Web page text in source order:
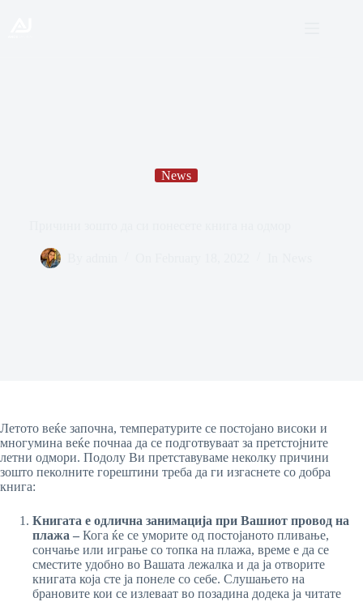
News
Летото веќе започна, температурите се постојано високи и
многумина веќе почнаа да се подготвуваат за претстојните
летни одмори. Подолу Ви претставуваме неколку причини
зошто пеколните горештини треба да ги изгаснете со добра
книга:
Книгата е одлична занимација при Вашиот провод на
плажа – Кога ќе се уморите од постојаното пливање,
сончање или играње со топка на плажа, време е да се
сместите удобно во Вашата лежалка и да ја отворите
книгата која сте ја понеле со себе. Слушањето на
брановите кои се излеваат во позадина додека ја читате